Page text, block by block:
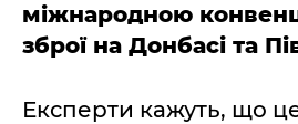
міжнародною
зброї на Донбасі та
Експерти кажуть, що